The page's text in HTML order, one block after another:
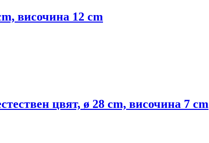
височина 12 cm
цвят, ø 28 cm, височина 7 cm